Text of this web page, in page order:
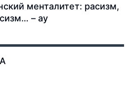
менталитет: расизм,
– ау